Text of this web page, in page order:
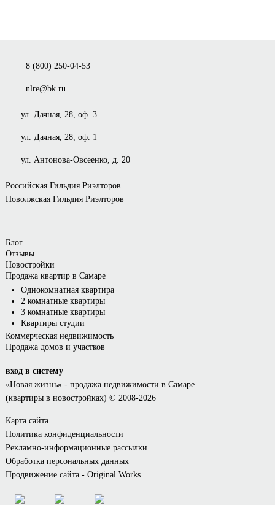
8 (800) 250-04-53
nlre@bk.ru
ул. Дачная, 28, оф. 3
ул. Дачная, 28, оф. 1
ул. Антонова-Овсеенко, д. 20
Российская Гильдия Риэлторов
Поволжская Гильдия Риэлторов
Блог
Отзывы
Новостройки
Продажа квартир в Самаре
Однокомнатная квартира
2 комнатные квартиры
3 комнатные квартиры
Квартиры студии
Коммерческая недвижимость
Продажа домов и участков
вход в систему
«Новая жизнь»- продажа недвижимости в Самаре
(квартиры в новостройках) © 2008-2026
Карта сайта
Политика конфиденциальности
Рекламно-информационные рассылки
Обработка персональных данных
Продвижение сайта - Original Works